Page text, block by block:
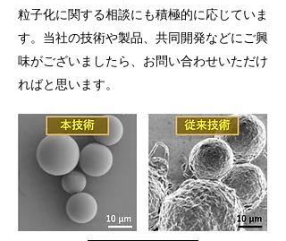
粒子化に関する相談にも積極的に応じていま
す。当社の技術や製品、共同開発などにご興
味がございましたら、お問い合わせいただけ
ればと思います。